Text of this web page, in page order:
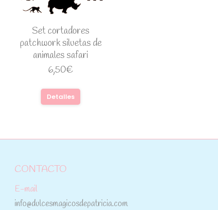
Set cortadores
patchwork siluetas de
animales safari
6,50€
Detalles
CONTACTO
E-mail
info@dulcesmagicosdepatricia.com